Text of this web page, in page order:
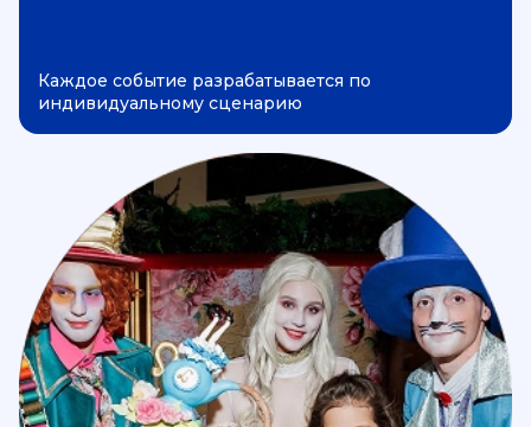
Каждое событие разрабатывается по
индивидуальному сценарию